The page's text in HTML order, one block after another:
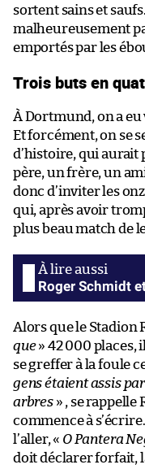
sortent sains et
malheureusement
emportés par les
Trois buts en
À Dortmund, on a eu
Et forcément, on se
d’histoire, qui aurait
père, un frère, un
donc d’inviter les
qui, après avoir
plus beau match de
Roger Schmidt
Alors que le Stadion
que» 42 000 places,
se greffer à la foule
gens étaient assis
arbres» , se rappelle
commence à
l’aller, « O Pantera
doit déclarer forfait,